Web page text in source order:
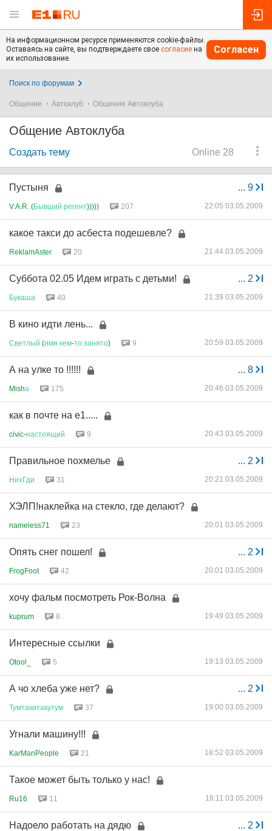
На информационном ресурсе применяются cookie-файлы.
Оставаясь на сайте, вы подтверждаете свое согласие на
их использование.
Согласен
Поиск по форумам
Общение Автоклуб Общение Автоклуба
Общение Автоклуба
Online 28
Создать тему
... 9
Пустыня
V.A.R. (Бывший регент))))) 207 22:05 03.05.2009
какое такси до асбеста подешевле?
ReklamAster 20 21:44 03.05.2009
... 2
Суббота 02.05 Идем играть с детьми!
Букаша 40 21:39 03.05.2009
В кино идти лень...
Светлый (имя кем-то занято) 9 20:59 03.05.2009
... 8
А на улке то !!!!!!
Mishа 175 20:46 03.05.2009
как в почте на е1.....
civic-настоящий 9 20:43 03.05.2009
... 2
Правильное похмелье
НихГди 31 20:21 03.05.2009
ХЭЛП!наклейка на стекло, где делают?
nameless71 23 20:01 03.05.2009
... 2
Опять снег пошел!
FrogFoot 42 20:01 03.05.2009
хочу фальм посмотреть Рок-Волна
kuprum 8 19:49 03.05.2009
Интересные ссылки
Otool_ 5 19:13 03.05.2009
... 2
А чо хлеба уже нет?
Тумтакитакутум 37 19:00 03.05.2009
Угнали машину!!!
KarManPeople 21 18:52 03.05.2009
Такое может быть только у нас!
Ru16 11 18:11 03.05.2009
... 2
Надоело работать на дядю